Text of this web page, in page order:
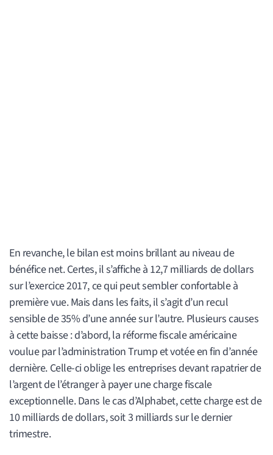
En revanche, le bilan est moins brillant au niveau de
bénéfice net. Certes, il s’affiche à 12,7 milliards de dollars
sur l’exercice 2017, ce qui peut sembler confortable à
première vue. Mais dans les faits, il s’agit d’un recul
sensible de 35% d’une année sur l’autre. Plusieurs causes
à cette baisse : d’abord, la réforme fiscale américaine
voulue par l’administration Trump et votée en fin d’année
dernière. Celle-ci oblige les entreprises devant rapatrier de
l’argent de l’étranger à payer une charge fiscale
exceptionnelle. Dans le cas d’Alphabet, cette charge est de
10 milliards de dollars, soit 3 milliards sur le dernier
trimestre.